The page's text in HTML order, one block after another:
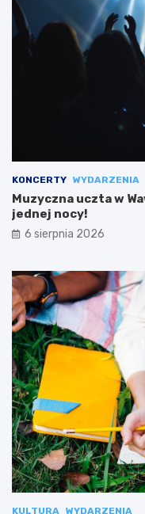
KONCERTY WYDARZENIA
Muzyczna uczta w
jednej nocy!
6 sierpnia 2026
KULTURA WYDARZENIA